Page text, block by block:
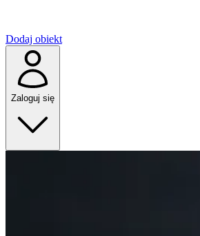
Dodaj obiekt
Zaloguj się